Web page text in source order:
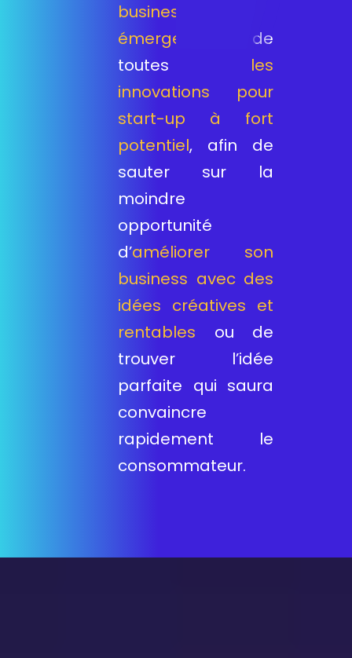
business
émergentes
, de
toutes les
innovations pour
start-up à fort
potentiel, afin de
sauter sur la
moindre
opportunité
d’améliorer son
business avec des
idées créatives et
rentables ou de
trouver l’idée
parfaite qui saura
convaincre
rapidement le
consommateur.